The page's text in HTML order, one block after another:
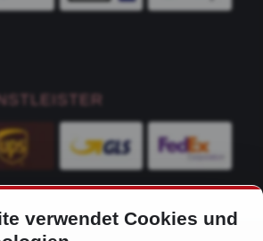
verwendet Cookies und